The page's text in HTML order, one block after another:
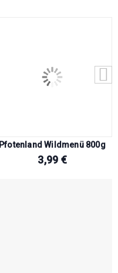
Pfotenland Wildmenü 800g
3,99 €